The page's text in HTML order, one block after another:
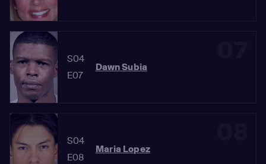
S04
E07
Dawn Subia
S04
E08
Maria Lopez